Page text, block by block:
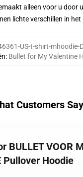
alleen voor u door
lichte verschillen in
US-t-shirt-mhoodie-
: Bullet for My Valentine
Customers Say
BULLET VOOR
Pullover Hoodie